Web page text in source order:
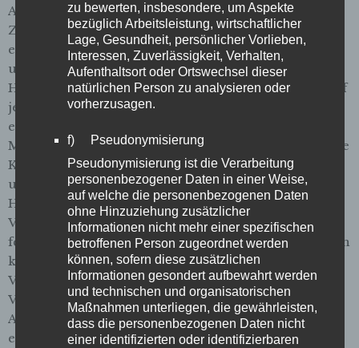
Am Freitag, den 1.8.25, haben wir Verkaufende der
Zeitschrift der Straße zu einer Tour ins Weserstadion
eingeladen. Als passionierte Fussballfans waren Mitch
und Klaus sofort hin und weg und die Fotos von
Hartmuth und Wolfgang (Redaktion) drücken dies auf
jeden Fall aus. Auch Tourguide war geduldig und
engagiert mit unserer kleinen Gruppe – danke
Manfred! Aus dem Vertriebsteam begleiteten das ganze
Klaus und Melis. Welche Orte könnten wir mit
unseren Verkäufer:innen noch erkunden? Fotos:
Hartmuth BendigWolfgang Everding Die
Verkaufspersonen der Zeitschrift der Straße haben
fest zugewiesene Verkaufsplätze. An diesen Standorten
können Sie unsere Verkaufenden antreffen:
Vollbildanzeige Sollten Sie wider Erwarten keine
Verkaufsperson antreffen, können Sie Ausgaben in
Ausnahmefällen online per Einzelbestellung
erwerben. Die aktuellste Ausgabe ist jedoch nur auf
zu bewerten, insbesondere, um Aspekte
bezüglich Arbeitsleistung, wirtschaftlicher
Lage, Gesundheit, persönlicher Vorlieben,
Interessen, Zuverlässigkeit, Verhalten,
Aufenthaltsort oder Ortswechsel dieser
natürlichen Person zu analysieren oder
vorherzusagen.
f) Pseudonymisierung
Pseudonymisierung ist die Verarbeitung
personenbezogener Daten in einer Weise,
auf welche die personenbezogenen Daten
ohne Hinzuziehung zusätzlicher
Informationen nicht mehr einer spezifischen
betroffenen Person zugeordnet werden
können, sofern diese zusätzlichen
Informationen gesondert aufbewahrt werden
und technischen und organisatorischen
Maßnahmen unterliegen, die gewährleisten,
dass die personenbezogenen Daten nicht
einer identifizierten oder identifizierbaren